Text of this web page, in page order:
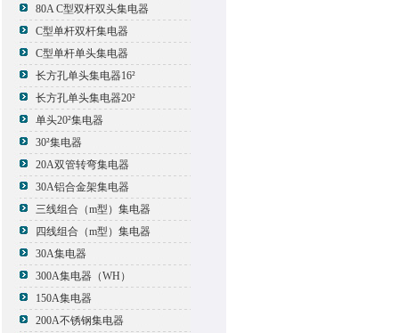
80A C型双杆双头集电器
C型单杆双杆集电器
C型单杆单头集电器
长方孔单头集电器16²
长方孔单头集电器20²
单头20²集电器
30²集电器
20A双管转弯集电器
30A铝合金架集电器
三线组合（m型）集电器
四线组合（m型）集电器
30A集电器
300A集电器（WH）
150A集电器
200A不锈钢集电器